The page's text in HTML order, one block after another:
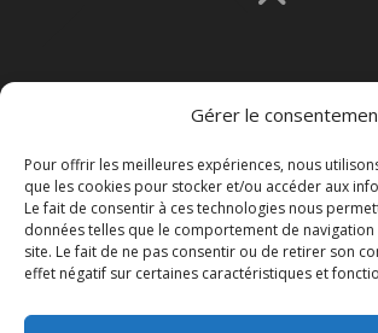
Gérer le
Pour offrir les meilleures expériences, nous
que les cookies pour stocker et/ou accéder aux
Le fait de consentir à ces technologies nous
données telles que le comportement de navigation
site. Le fait de ne pas consentir ou de retirer son
effet négatif sur certaines caractéristiques et
Copyright © 2026 Europe Martinique